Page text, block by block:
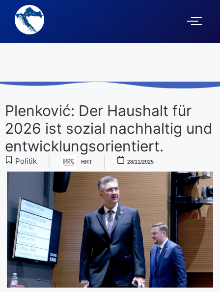
Plenković: Der Haushalt für
2026 ist sozial nachhaltig und
entwicklungsorientiert.
Politik HRT 28/11/2025